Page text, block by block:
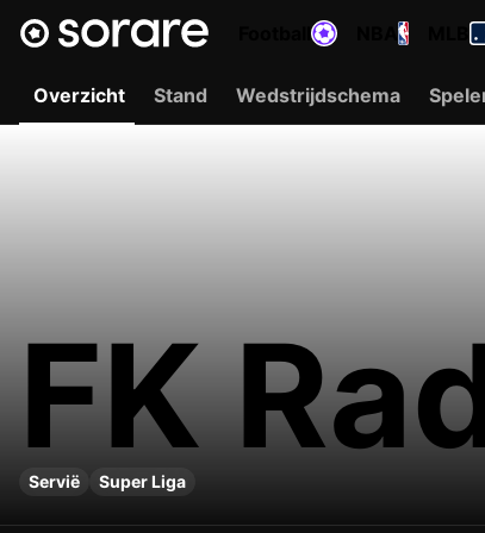
Overzicht Stand Wedstrijdschema
FK
Servië Super Liga